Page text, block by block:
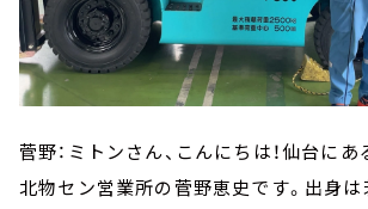
菅野：ミトンさん、こんにちは！仙台にあ
北物セン営業所の菅野恵史です。出身